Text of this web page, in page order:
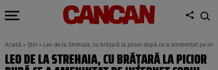
Acasă » Știri » Leo de la Strehaia, cu brățară la picior după ce a amenințat pe
LEO DE LA STREHAIA, CU BRĂȚARĂ LA PICIOR